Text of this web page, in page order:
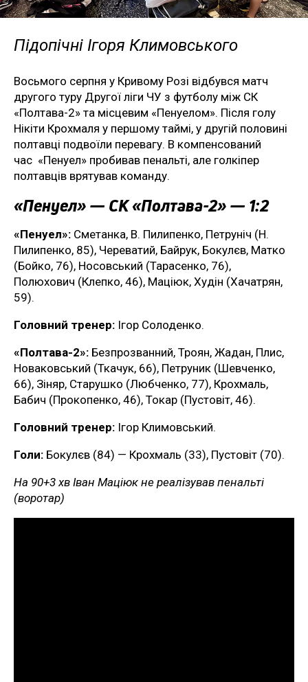
Підопічні Ігоря Климовського
Восьмого серпня у Кривому Розі відбувся матч
другого туру Другої ліги ЧУ з футболу між СК
«Полтава-2» та місцевим «Пенуелом». Після голу
Нікіти Крохмаля у першому таймі, у другій половині
полтавці подвоїли перевагу. В компенсований
час «Пенуел» пробивав пенальті, але голкіпер
полтавців врятував команду.
«Пенуел» — СК «Полтава-2» — 1:2
«Пенуел»: Сметанка, В. Пилипенко, Петруніч (Н.
Пилипенко, 85), Череватий, Байрук, Бокулєв, Матко
(Бойко, 76), Носовський (Тарасенко, 76),
Полюхович (Клепко, 46), Маціюк, Худін (Хачатрян,
59).
Головний тренер: Ігор Солоденко.
«Полтава-2»: Безпрозванний, Троян, Жадан, Плис,
Новаковський (Ткачук, 66), Петруник (Шевченко,
66), Зіняр, Старушко (Любченко, 77), Крохмаль,
Бабич (Прокопенко, 46), Токар (Пустовіт, 46).
Головний тренер: Ігор Климовський.
Голи: Бокулєв (84) — Крохмаль (33), Пустовіт (70).
На 90+3 хв Іван Маціюк не реалізував пенальті
(воротар)